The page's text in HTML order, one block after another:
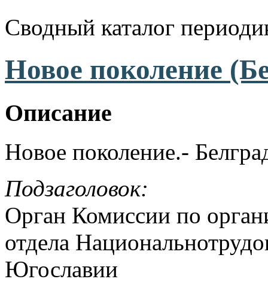
Сводный каталог
Новое поколение
Описание
Новое поколение.-
Подзаголовок:
Орган Комиссии по
отдела
Югославии